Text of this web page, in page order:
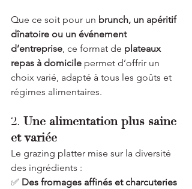
Que ce soit pour un brunch, un apéritif
dînatoire ou un événement
d’entreprise, ce format de plateaux
repas à domicile permet d’offrir un
choix varié, adapté à tous les goûts et
régimes alimentaires.
2. Une alimentation plus saine
et variée
Le grazing platter mise sur la diversité
des ingrédients :
✅ Des fromages affinés et charcuteries